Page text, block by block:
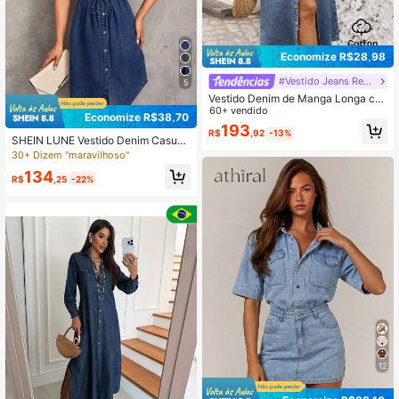
5
Economize R$38,70
SHEIN LUNE Vestido Denim Casual
Feminino com Cordão na Cintura e
Verão Feminino, Vestido Camisa De
30+ Dizem "maravilhoso"
R$134 ,25 -22%
Economize R$28,98
#Vestido Jeans Retrô
Vestido Denim de Manga Longa co
m Amarração na Cintura para Mulh
eres, Casual, Minimalista
60+ vendido
R$193 ,92 -13%
12